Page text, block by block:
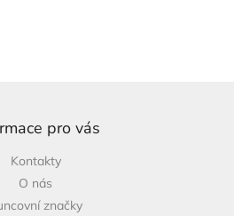
pro vás
Kontakty
O nás
značky